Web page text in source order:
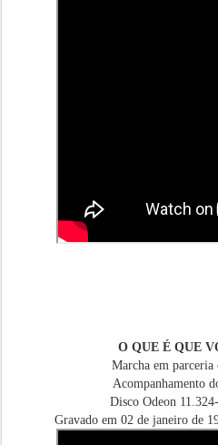
O QUE É QUE
Marcha em parceria
Acompanhamento
Disco Odeon
Gravado em 02 de janeiro de